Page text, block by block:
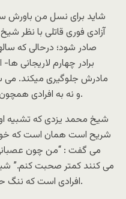
شايد برای نسل من باورش
آزادی فوری قاتلی با نظر
صادر شود؛ درحالی که
برادر چهارم لاريجانی
مادرش جلوگيری ميکند. می
و نه به افرادی همچون شيخ محمد يزدی و صادق لاريجانی.
شيخ محمد يزدی که تشبيه
شريح است همان است که
می گفت : “من چون
می کنند کمتر صحبت کنم.”
افرادی است که ننگ حمايت از خامنه ای را به جان می خرد.